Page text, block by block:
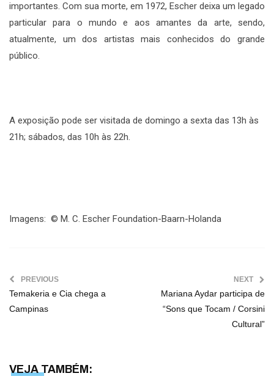
importantes. Com sua morte, em 1972, Escher deixa um legado
particular para o mundo e aos amantes da arte, sendo,
atualmente, um dos artistas mais conhecidos do grande
público.
A exposição pode ser visitada de domingo a sexta das 13h às
21h; sábados, das 10h às 22h.
Imagens: © M. C. Escher Foundation-Baarn-Holanda
PREVIOUS
Temakeria e Cia chega a
Campinas
NEXT
Mariana Aydar participa de
“Sons que Tocam / Corsini
Cultural”
VEJA TAMBÉM: